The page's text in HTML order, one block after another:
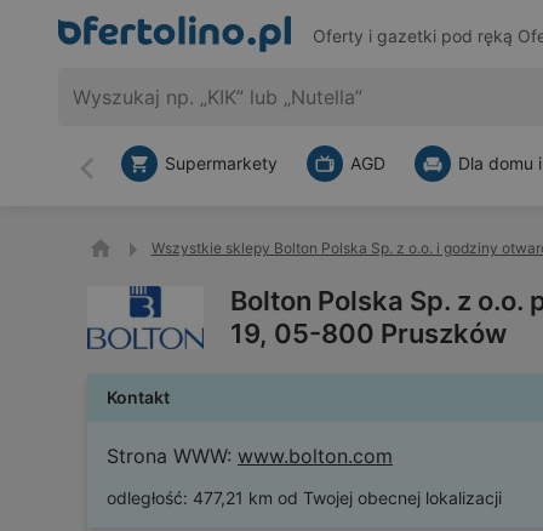
Oferty i gazetki pod ręką
Wstecz
Supermarkety AGD Dla domu
Wszystkie sklepy Bolton Polska Sp. z o.o. i godziny
Bolton Polska Sp. z
19, 05-800 Pruszków
Kontakt
Strona WWW: www.bolton.com
odległość: 477,21 km od Twojej obecnej lokalizacji